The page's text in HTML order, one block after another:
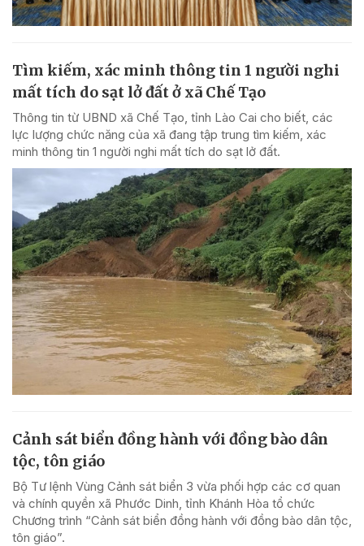
Tìm kiếm, xác minh thông tin 1 người nghi
mất tích do sạt lở đất ở xã Chế Tạo
Thông tin từ UBND xã Chế Tạo, tỉnh Lào Cai cho biết, các
lực lượng chức năng của xã đang tập trung tìm kiếm, xác
minh thông tin 1 người nghi mất tích do sạt lở đất.
Cảnh sát biển đồng hành với đồng bào dân
tộc, tôn giáo
Bộ Tư lệnh Vùng Cảnh sát biển 3 vừa phối hợp các cơ quan
và chính quyền xã Phước Dinh, tỉnh Khánh Hòa tổ chức
Chương trình “Cảnh sát biển đồng hành với đồng bào dân tộc,
tôn giáo”.